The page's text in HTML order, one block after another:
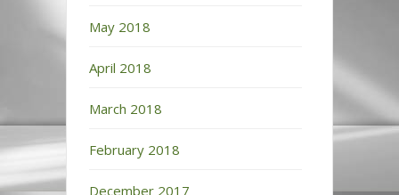
May 2018
April 2018
March 2018
February 2018
December 2017